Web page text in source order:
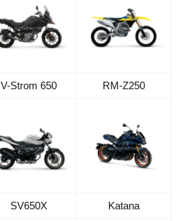
V-Strom 650 RM-Z250
SV650X Katana